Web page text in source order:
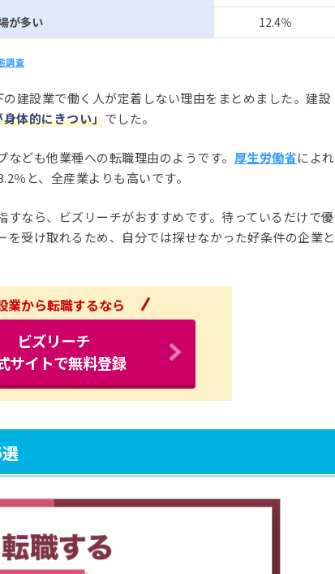
が多い
12.4％
調査
建設業で働く人が定着しない理由をまとめました。建設
体的にきつい」でした。
ども他業種への転職理由のようです。 厚生労働省によれ
％と、全産業よりも高いです。
なら、ビズリーチがおすすめです。待っているだけで優
を受け取れるため、自分では探せなかった好条件の企業と
業から転職するなら
ビズリーチ
サイトで無料登録